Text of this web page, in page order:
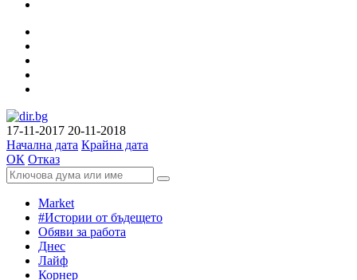
17-11-2017 20-11-2018
Начална дата Крайна дата
ОК Отказ
Market
#Истории от бъдещето
Обяви за работа
Днес
Лайф
Корнер